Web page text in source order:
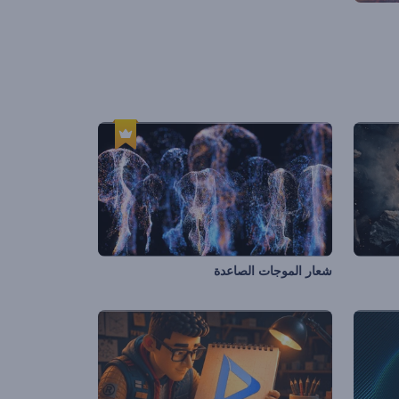
شعار الموجات الصاعدة